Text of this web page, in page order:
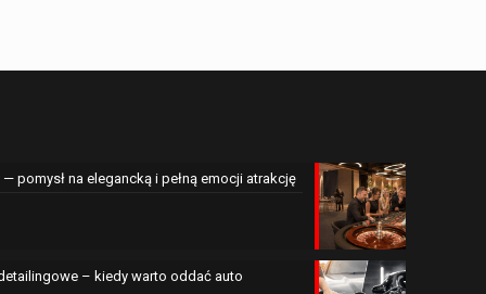
pomysł na elegancką i pełną emocji atrakcję
– kiedy warto oddać auto